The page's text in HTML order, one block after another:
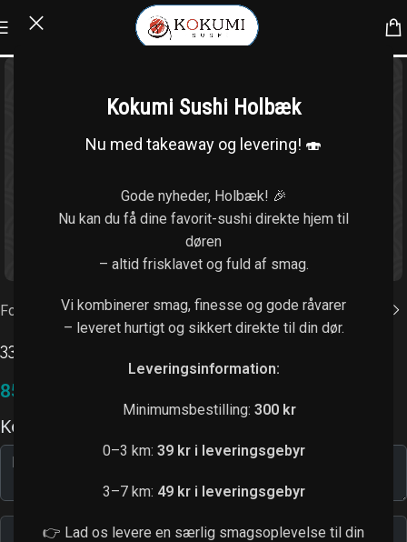
Kokumi Sushi Holbæk
Nu med takeaway og levering! 🍣
Gode nyheder, Holbæk! 🎉
Nu kan du få dine favorit-sushi direkte hjem til
døren
– altid frisklavet og fuld af smag.
Vi kombinerer smag, finesse og gode råvarer
– leveret hurtigt og sikkert direkte til din dør.
Leveringsinformation:
Minimumsbestilling: 300 kr
0–3 km: 39 kr i leveringsgebyr
3–7 km: 49 kr i leveringsgebyr
👉 Lad os levere en særlig smagsoplevelse til din
Forside Sashimi
33. Sashimi laks tataki (6 stk.)
85,00